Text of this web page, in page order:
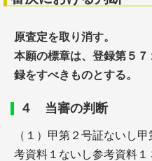
原査定を取り消す。
本願の標章は、登録第５
録をすべきものとする。
４ 当審の判断
（１）甲第２号証ないし
考資料１ないし参考資料